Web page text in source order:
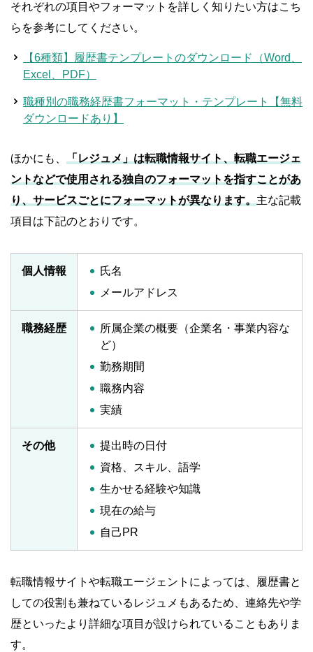
それぞれの項目やフォーマットを詳しく知りたい方はこち
らを参考にしてください。
【6種類】履歴書テンプレートのダウンロード（Word、
Excel、PDF）
職種別の職務経歴書フォーマット・テンプレート【無料
ダウンロードあり】
ほかにも、
「レジュメ」は転職情報サイト、転職エージェ
ントなどで使用される独自のフォーマットを指すことがあ
り、サービスごとにフォーマットが異なります。 主な記載
項目は下記のとおりです。
個人情報
氏名
メールアドレス
職務経歴
所属企業の概要（企業名・事業内容な
ど）
勤務期間
職務内容
実績
その他
提出時の日付
資格、スキル、語学
生かせる経験や知識
現在の給与
自己PR
転職情報サイトや転職エージェントによっては、履歴書と
しての役割も兼ねているレジュメもあるため、連絡先や学
歴といったより詳細な項目が設けられていることもありま
す。